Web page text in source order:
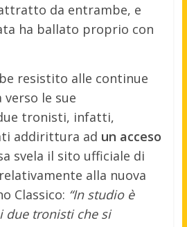
da entrambe, e
ha ballato proprio con
resistito alle continue
verso le sue
tronisti, infatti,
addirittura ad un acceso
svela il sito ufficiale di
alla nuova
Classico: “In studio è
due tronisti che si